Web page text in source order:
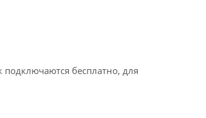
бесплатно, для